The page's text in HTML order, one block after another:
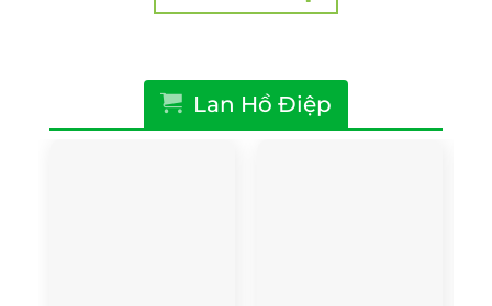
Lan Hồ Điệp